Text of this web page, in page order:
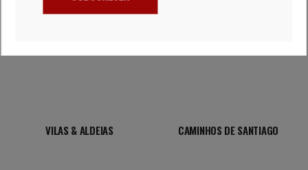
ROTEIROS
VILAS & ALDEIAS CAMINHOS DE SANTIAGO